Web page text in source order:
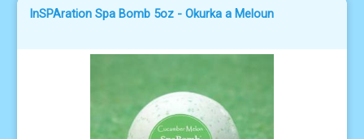
InSPAration Spa Bomb 5oz - Okurka a Meloun